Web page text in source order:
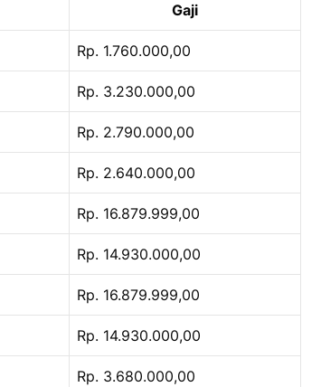
Gaji
Rp. 1.760.000,00
Rp. 3.230.000,00
Rp. 2.790.000,00
Rp. 2.640.000,00
Rp. 16.879.999,00
Rp. 14.930.000,00
Rp. 16.879.999,00
Rp. 14.930.000,00
Rp. 3.680.000,00